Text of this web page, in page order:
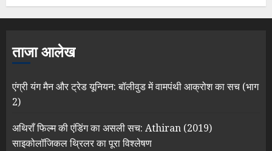
ताजा आलेख
एंग्री यंग मैन और ट्रेड यूनियन: बॉलीवुड में वामपंथी आक्रोश का सच (भाग
2)
अथिराँ फिल्म की एंडिंग का असली सच: Athiran (2019)
साइकोलॉजिकल थ्रिलर का पूरा विश्लेषण